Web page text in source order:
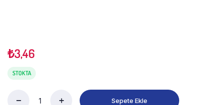
₺3,46
STOKTA
Sepete Ekle